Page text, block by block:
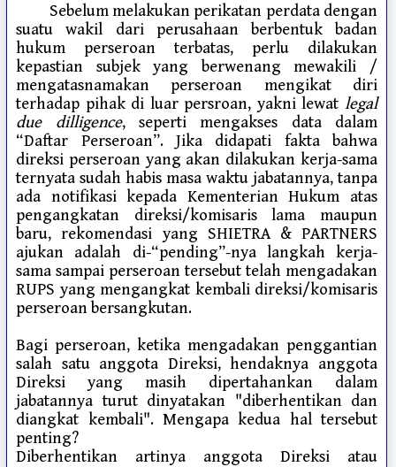
Sebelum melakukan perikatan perdata dengan
suatu wakil dari perusahaan berbentuk badan
hukum perseroan terbatas, perlu dilakukan
kepastian subjek yang berwenang mewakili /
mengatasnamakan perseroan mengikat diri
terhadap pihak di luar persroan, yakni lewat legal
due dilligence, seperti mengakses data dalam
“Daftar Perseroan”. Jika didapati fakta bahwa
direksi perseroan yang akan dilakukan kerja-sama
ternyata sudah habis masa waktu jabatannya, tanpa
ada notifikasi kepada Kementerian Hukum atas
pengangkatan direksi/komisaris lama maupun
baru, rekomendasi yang SHIETRA & PARTNERS
ajukan adalah di-“pending”-nya langkah kerja-
sama sampai perseroan tersebut telah mengadakan
RUPS yang mengangkat kembali direksi/komisaris
perseroan bersangkutan.
Bagi perseroan, ketika mengadakan penggantian
salah satu anggota Direksi, hendaknya anggota
Direksi yang masih dipertahankan dalam
jabatannya turut dinyatakan "diberhentikan dan
diangkat kembali". Mengapa kedua hal tersebut
penting?
Diberhentikan artinya anggota Direksi atau